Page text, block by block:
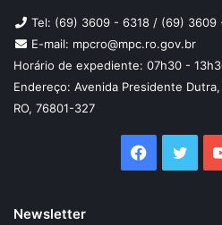
só no âmbito policial, mas
Ministério Público, permitindo,
e desburocratizado, o acesso a
forma atualizada, contribuindo
de investigações.
Tel: (69) 3609 - 6318 / (69) 3609
E-mail: mpcro@mpc.ro.gov.br
Horário de expediente: 07h30 -
Endereço: Avenida Presidente
RO, 76801-327
Facebook
Newsletter